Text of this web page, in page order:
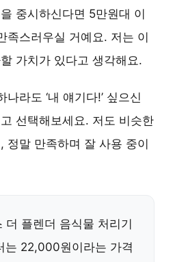
중시하신다면 5만원대 이
족스러우실 거예요. 저는 이
가치가 있다고 생각해요.
라도 ‘내 얘기다!’ 싶으신
선택해보세요. 저도 비슷한
정말 만족하며 잘 사용 중이
더 플렌더 음식물 처리기
는 22,000원이라는 가격